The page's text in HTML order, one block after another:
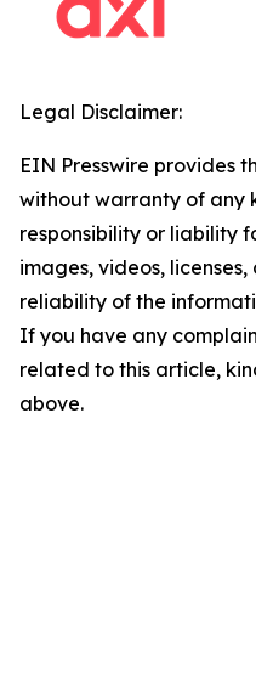
Legal Disclaimer:
EIN Presswire provides
without warranty of any
responsibility or liability
images, videos,
reliability of the
If you have any
related to this article,
above.